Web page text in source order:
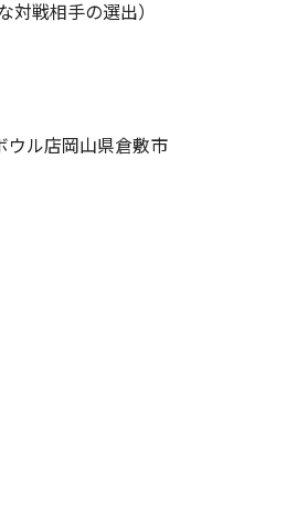
対戦相手の選出）
ウル店岡山県倉敷市